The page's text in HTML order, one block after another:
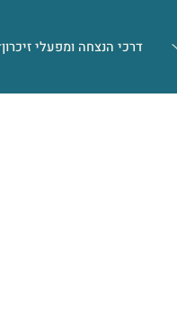
דרכי הנצחה ומפעלי זיכרון